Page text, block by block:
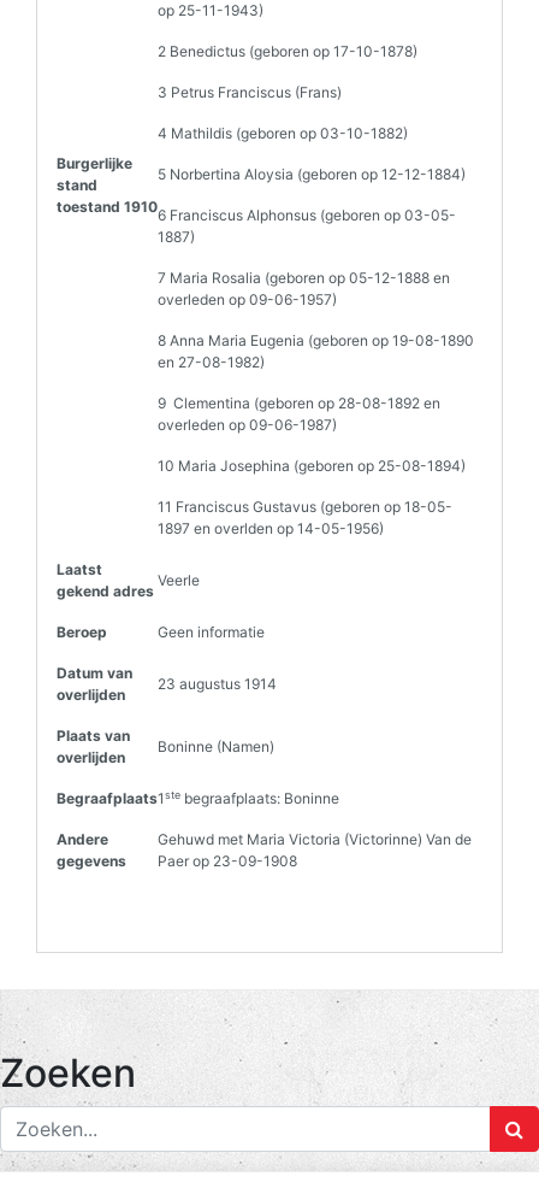
Burgerlijke
stand
toestand 1910
op 25-11-1943)
2 Benedictus (geboren op 17-10-1878)
3 Petrus Franciscus (Frans)
4 Mathildis (geboren op 03-10-1882)
5 Norbertina Aloysia (geboren op 12-12-1884)
6 Franciscus Alphonsus (geboren op 03-05-
1887)
7 Maria Rosalia (geboren op 05-12-1888 en
overleden op 09-06-1957)
8 Anna Maria Eugenia (geboren op 19-08-1890
en 27-08-1982)
9 Clementina (geboren op 28-08-1892 en
overleden op 09-06-1987)
10 Maria Josephina (geboren op 25-08-1894)
11 Franciscus Gustavus (geboren op 18-05-
1897 en overlden op 14-05-1956)
Laatst
gekend adres
Veerle
Beroep Geen informatie
Datum van
overlijden
23 augustus 1914
Plaats van
overlijden
Boninne (Namen)
Begraafplaats1ste begraafplaats: Boninne
Andere
gegevens
Gehuwd met Maria Victoria (Victorinne) Van de
Paer op 23-09-1908
Zoeken